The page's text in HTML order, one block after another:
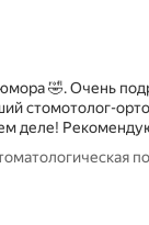
🤣. Очень
стомотолог-
деле!